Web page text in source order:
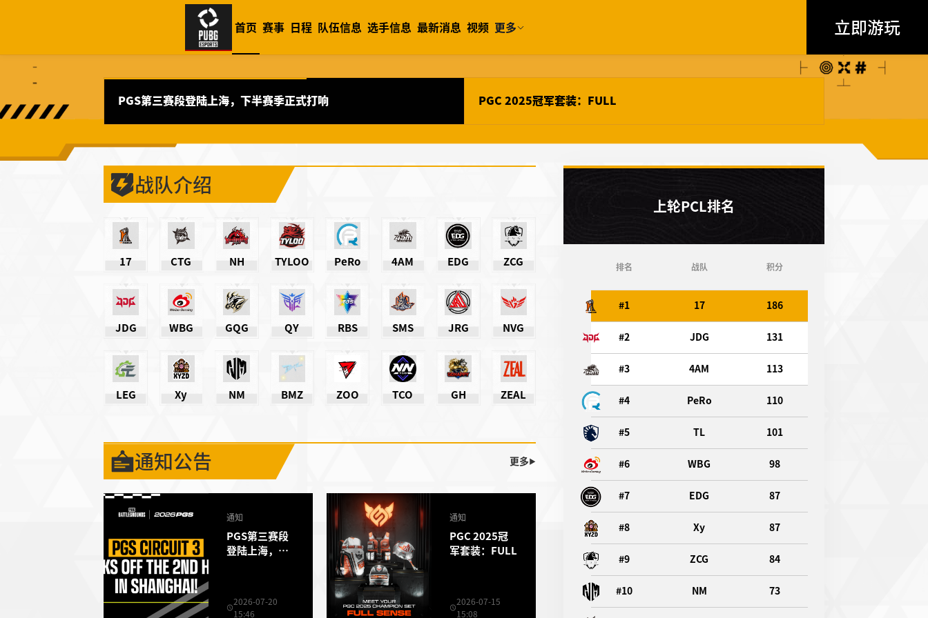
首页 赛事 日程 队伍信息 选手信息 最新消息 视频 更多 立即游玩
PGS第三赛段登陆上海，下半赛季正式打响 PGC 2025冠军套装：FULL
战队介绍
17 CTG NH TYLOO PeRo 4AM EDG ZCG
JDG WBG GQG QY RBS SMS JRG NVG
LEG Xy NM BMZ ZOO TCO GH ZEAL
通知公告 更多 ▶
通知
PGS第三赛段
登陆上海，下
2026-07-20
15:46
通知
PGC 2025冠
军套装：FULL
2026-07-15
15:08
上轮PCL排名
排名 战队 积分
#1 17 186
#2 JDG 131
#3 4AM 113
#4 PeRo 110
#5 TL 101
#6 WBG 98
#7 EDG 87
#8 Xy 87
#9 ZCG 84
#10 NM 73